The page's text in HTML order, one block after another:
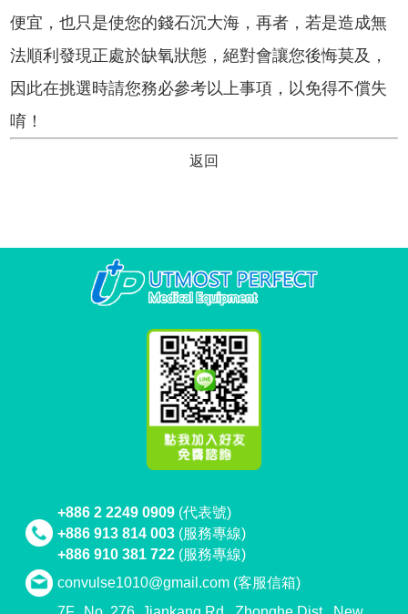
便宜，也只是使您的錢石沉大海，再者，若是造成無
法順利發現正處於缺氧狀態，絕對會讓您後悔莫及，
因此在挑選時請您務必參考以上事項，以免得不償失
唷！
返回
+886 2 2249 0909 (代表號)
+886 913 814 003 (服務專線)
+886 910 381 722 (服務專線)
convulse1010@gmail.com (客服信箱)